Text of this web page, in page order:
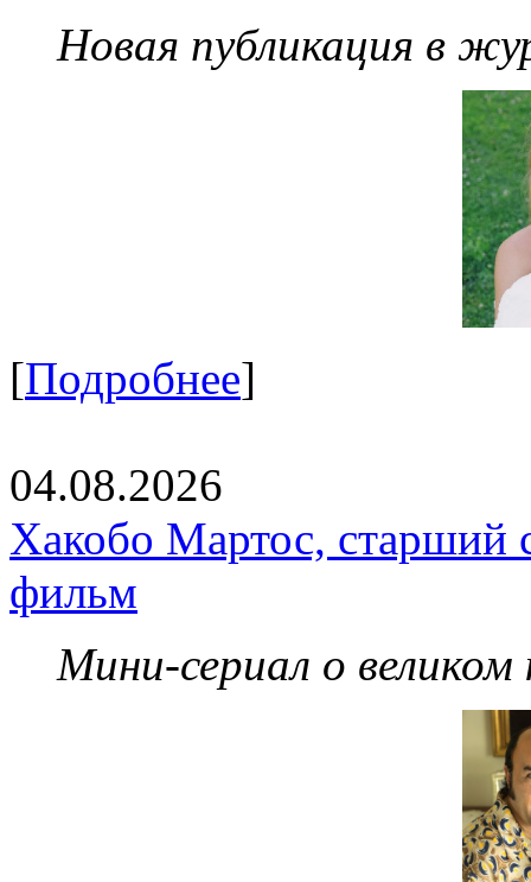
Новая публикация в
[Подробнее]
04.08.2026
Хакобо Мартос, старший
фильм
Мини-сериал о великом